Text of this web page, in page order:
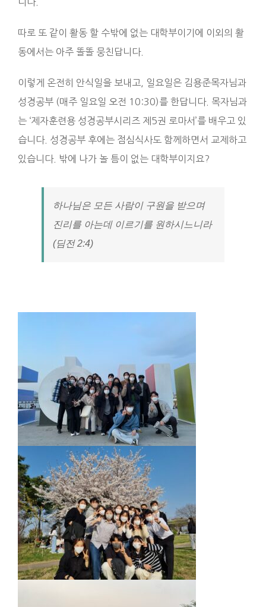
따로 또 같이 활동 할 수밖에 없는 대학부이기에 이외의 활
동에서는 아주 똘똘 뭉친답니다.
이렇게 온전히 안식일을 보내고, 일요일은 김용준목자님과
성경공부 (매주 일요일 오전 10:30)를 한답니다. 목자님과
는 ‘제자훈련용 성경공부시리즈 제5권 로마서’를 배우고 있
습니다. 성경공부 후에는 점심식사도 함께하면서 교제하고
있습니다. 밖에 나가 놀 틈이 없는 대학부이지요?
하나님은 모든 사람이 구원을 받으며
진리를 아는데 이르기를 원하시느니라
(딤전 2:4)